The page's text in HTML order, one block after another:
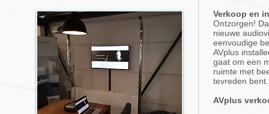
Verkoop en
Ontzorgen!
nieuwe
eenvoudige
AVplus
gaat om een
ruimte met
tevreden bent.
AVplus